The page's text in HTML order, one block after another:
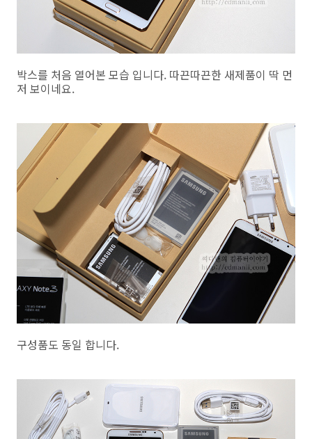
박스를 처음 열어본 모습 입니다. 따끈따끈한 새제품이 딱 먼
저 보이네요.
구성품도 동일 합니다.